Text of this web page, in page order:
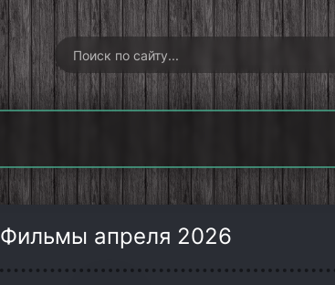
Гангстерленд
Хищные земли
Фильмы апреля 2026